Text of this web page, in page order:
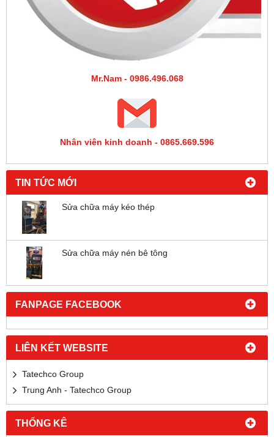
Mr.Nam - 0986.496.068
Nhân viên kinh doanh - 0865.669.596
TIN TỨC MỚI
Sửa chữa máy kéo thép
Sửa chữa máy nén bê tông
FANPAGE FACEBOOK
LIÊN KẾT WEBSITE
Tatechco Group
Trung Anh - Tatechco Group
THỐNG KÊ